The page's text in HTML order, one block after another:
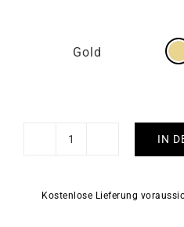
Gold
Rubin
IN
Kostenlose Lieferung